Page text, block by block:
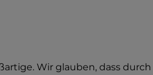
Wir glauben, dass